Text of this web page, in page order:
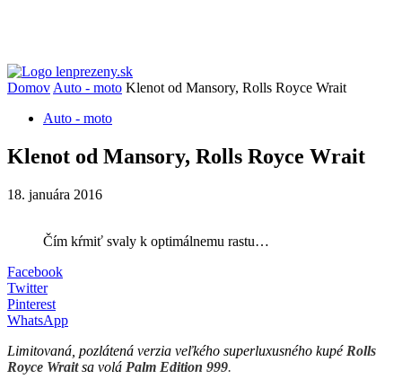
Domov Auto - moto Klenot od Mansory, Rolls Royce Wrait
Auto - moto
Klenot od Mansory, Rolls Royce Wrait
18. januára 2016
Čím kŕmiť svaly k optimálnemu rastu…
Facebook
Twitter
Pinterest
WhatsApp
Limitovaná, pozlátená verzia veľkého superluxusného kupé Rolls
Royce Wrait sa volá Palm Edition 999.